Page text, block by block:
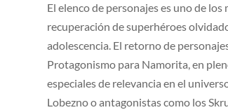
El elenco de personajes es uno de
recuperación de superhéroes
adolescencia. El retorno de
Protagonismo para Namorita, en
especiales de relevancia en el
Lobezno o antagonistas como los